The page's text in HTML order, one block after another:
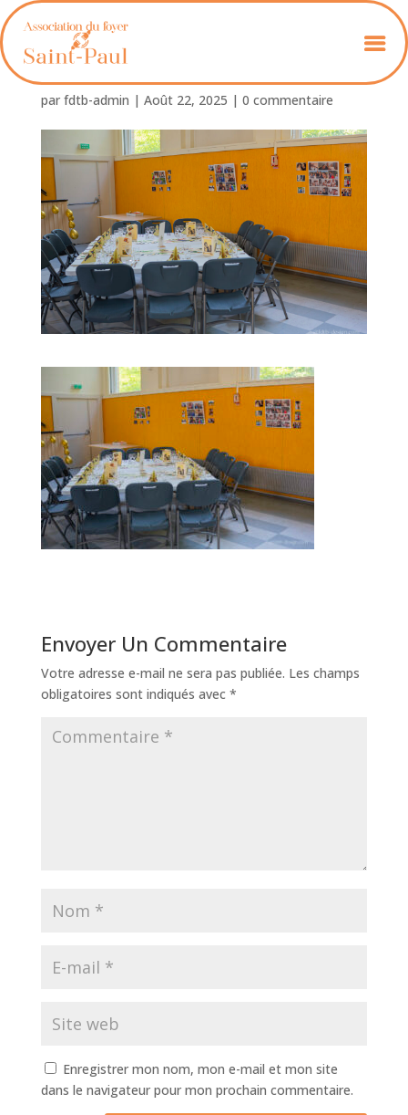
Foyer_St_Paul_50_Ans-19
par fdtb-admin | Août 22, 2025 | 0 commentaire
Envoyer Un Commentaire
Votre adresse e-mail ne sera pas publiée. Les champs
obligatoires sont indiqués avec *
Enregistrer mon nom, mon e-mail et mon site
dans le navigateur pour mon prochain commentaire.